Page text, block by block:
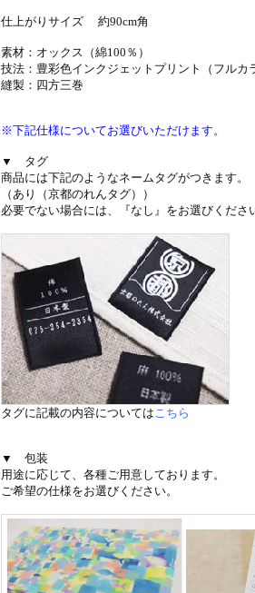
仕上がりサイズ 約90cm角
素材：オックス（綿100％）
技法：豊彩色インクジェットプリント（フルカ
縫製：四方三巻
※下記仕様についてお選びいただけます。
▼ タグ
商品には下記のようなネームタグがつきます。
（あり（京都のれんタグ））
必要でない場合には、『なし』をお選びくださ
タグに記載の内容についてはこちら
▼ 包装
用途に応じて、各種ご用意しております。
ご希望の仕様をお選びください。